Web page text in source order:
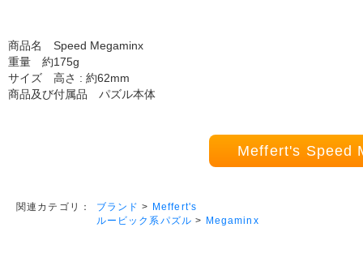
商品名 Speed Megaminx
重量 約175g
サイズ 高さ : 約62mm
商品及び付属品 パズル本体
Meffert's Speed
関連カテゴリ： ブランド > Meffert's
ルービック系パズル > Megaminx